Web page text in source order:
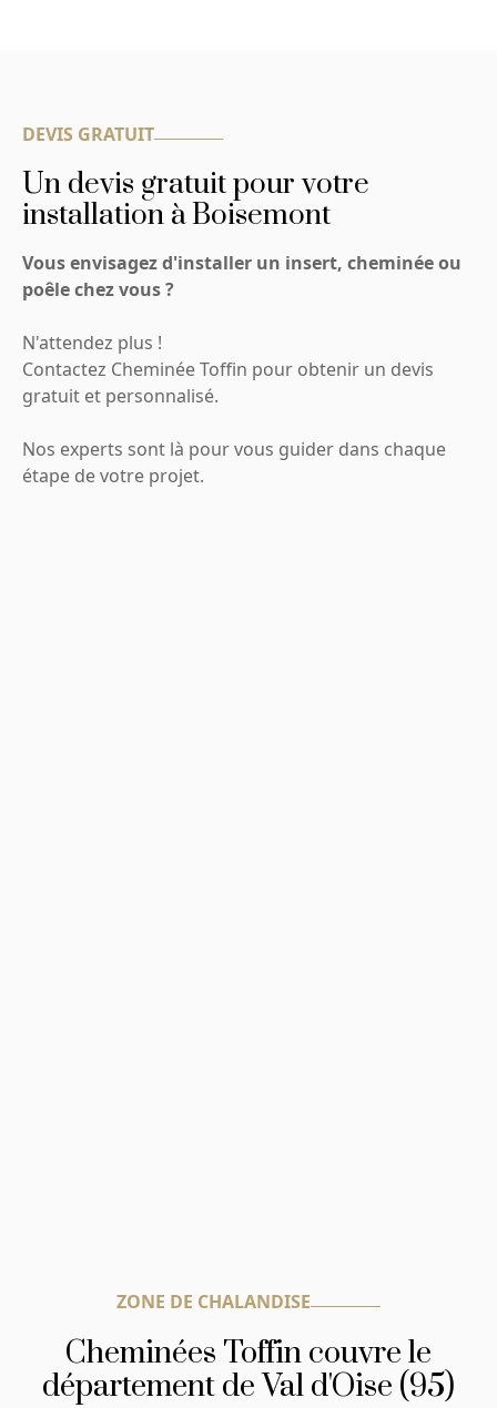
DEVIS GRATUIT
Un devis gratuit pour votre
installation à Boisemont
Vous envisagez d'installer un insert, cheminée ou
poêle chez vous ?
N'attendez plus !
Contactez Cheminée Toffin pour obtenir un devis
gratuit et personnalisé.
Nos experts sont là pour vous guider dans chaque
étape de votre projet.
ZONE DE CHALANDISE
Cheminées Toffin couvre le
département de Val d'Oise (95)